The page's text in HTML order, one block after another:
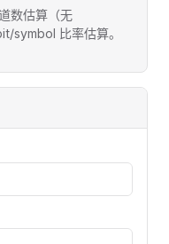
数估算（无
symbol 比率估算。